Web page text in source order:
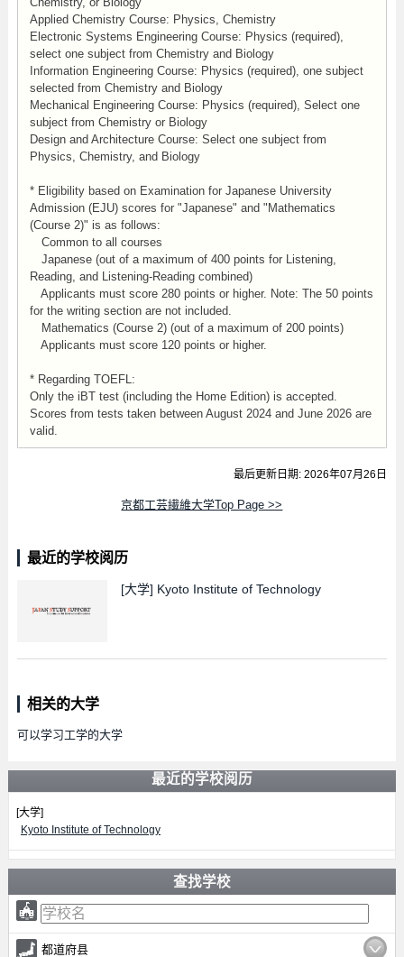
Applied Chemistry Course: Physics, Chemistry
Electronic Systems Engineering Course: Physics (required),
select one subject from Chemistry and Biology
Information Engineering Course: Physics (required), one subject
selected from Chemistry and Biology
Mechanical Engineering Course: Physics (required), Select one
subject from Chemistry or Biology
Design and Architecture Course: Select one subject from
Physics, Chemistry, and Biology
* Eligibility based on Examination for Japanese University
Admission (EJU) scores for "Japanese" and "Mathematics
(Course 2)" is as follows:
Common to all courses
Japanese (out of a maximum of 400 points for Listening,
Reading, and Listening-Reading combined)
Applicants must score 280 points or higher. Note: The 50 points
for the writing section are not included.
Mathematics (Course 2) (out of a maximum of 200 points)
Applicants must score 120 points or higher.
* Regarding TOEFL:
Only the iBT test (including the Home Edition) is accepted.
Scores from tests taken between August 2024 and June 2026 are
valid.
最后更新日期: 2026年07月26日
京都工芸繊維大学Top Page >>
最近的学校阅历
[大学] Kyoto Institute of Technology
相关的大学
可以学习工学的大学
最近的学校阅历
[大学]
Kyoto Institute of Technology
查找学校
都道府县